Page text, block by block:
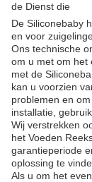
de Dienst die
De Siliconebaby
en voor
Ons technische
om u met om het
met de
kan u voorzien
problemen en
installatie,
Wij verstrekken
het Voeden
garantieperiode
oplossing te
Als u om het